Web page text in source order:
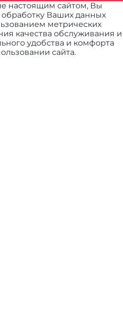
настоящим сайтом, Вы
Ваших данных
метрических
качества обслуживания и
удобства и комфорта
сайта.